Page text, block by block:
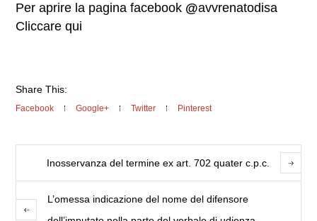
Per aprire la pagina facebook @avvrenatodisa
Cliccare qui
Share This:
Facebook Google+ Twitter Pinterest
Inosservanza del termine ex art. 702 quater c.p.c.
L’omessa indicazione del nome del difensore